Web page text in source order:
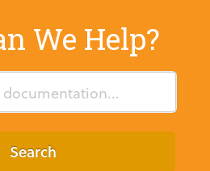
We Help?
Search